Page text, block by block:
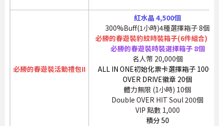
必勝的春遊裝活動禮包II
紅水晶 4,500個
300%Buff(1小時)4種選擇箱子 8個
必勝的春遊裝豹紋時裝箱子(6件組合) 1個
必勝的春遊裝時裝選擇箱子 8個
名人幣 20,000個
ALL IN ONE初始化票卡選擇箱子 100個
OVER DRIVE徽章 20個
體力無限 (1小時) 10個
Double OVER HIT Soul 200個
VIP 點數 1,000
積分 50